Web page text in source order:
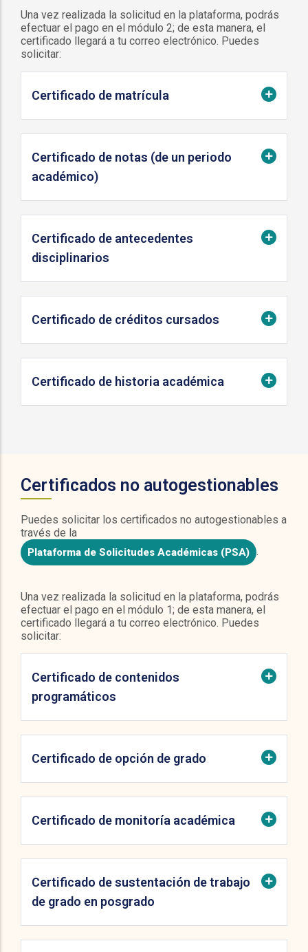
Una vez realizada la solicitud en la plataforma, podrás
efectuar el pago en el módulo 2; de esta manera, el
certificado llegará a tu correo electrónico. Puedes
solicitar:
Certificado de matrícula
Certificado de notas (de un periodo
académico)
Certificado de antecedentes
disciplinarios
Certificado de créditos cursados
Certificado de historia académica
Certificados no autogestionables
Puedes solicitar los certificados no autogestionables a
través de la
Plataforma de Solicitudes Académicas (PSA) .
Una vez realizada la solicitud en la plataforma, podrás
efectuar el pago en el módulo 1; de esta manera, el
certificado llegará a tu correo electrónico. Puedes
solicitar:
Certificado de contenidos
programáticos
Certificado de opción de grado
Certificado de monitoría académica
Certificado de sustentación de trabajo
de grado en posgrado